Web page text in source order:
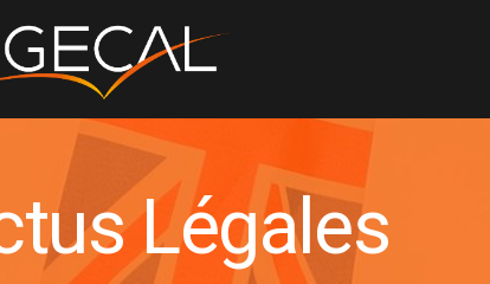
Légales